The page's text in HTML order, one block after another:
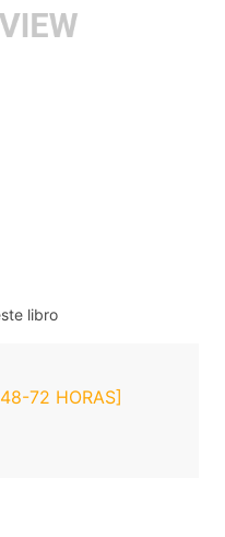
libro
72 HORAS]